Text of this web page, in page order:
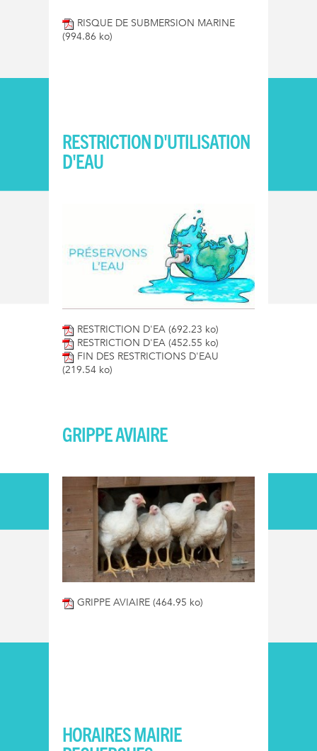
RISQUE DE SUBMERSION MARINE
(994.86 ko)
RESTRICTION D'UTILISATION
D'EAU
RESTRICTION D'EA (692.23 ko)
RESTRICTION D'EA (452.55 ko)
FIN DES RESTRICTIONS D'EAU
(219.54 ko)
GRIPPE AVIAIRE
GRIPPE AVIAIRE (464.95 ko)
HORAIRES MAIRIE